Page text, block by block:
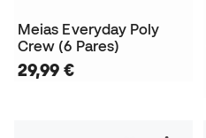
Meias Everyday Poly
Crew (6 Pares)
29,99 €